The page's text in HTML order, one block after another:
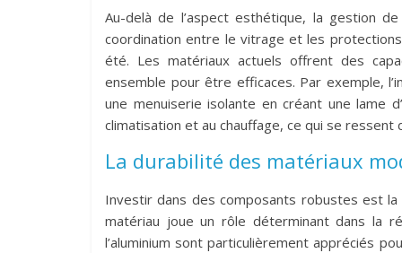
Au-delà de l’aspect esthétique, la gestion
coordination entre le vitrage et les
été. Les matériaux actuels offrent des
ensemble pour être efficaces. Par exemple,
une menuiserie isolante en créant une lame
climatisation et au chauffage, ce qui se
La durabilité des matériaux
Investir dans des composants robustes est
matériau joue un rôle déterminant dans la
l’aluminium sont particulièrement appréciés